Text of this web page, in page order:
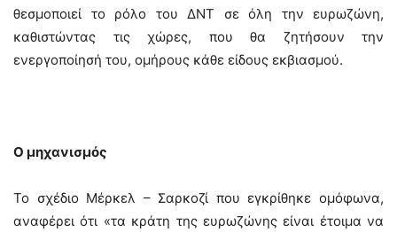
θεσμοποιεί το ρόλο του ΔΝΤ σε όλη την ευρωζώνη,
καθιστώντας τις χώρες, που θα ζητήσουν την
ενεργοποίησή του, ομήρους κάθε είδους εκβιασμού.
Ο μηχανισμός
Το σχέδιο Μέρκελ – Σαρκοζί που εγκρίθηκε ομόφωνα,
αναφέρει ότι «τα κράτη της ευρωζώνης είναι έτοιμα να